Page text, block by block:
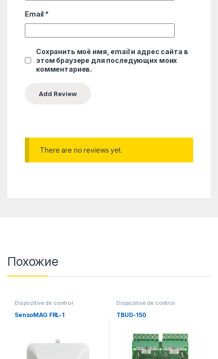
Email *
Сохранить моё имя, email и адрес сайта в
этом браузере для последующих моих
комментариев.
There are no reviews yet.
Похожие
Dispozitive de control
SensoMAG FRL-1
Dispozitive de control
TBUD-150